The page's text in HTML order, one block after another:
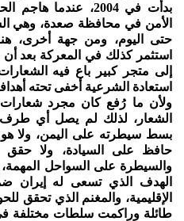
بدأت في 2004، عندما
الأمن في محافظة صعدة، وهي
حتى اليوم، ومن جهة أخرى،
استثمر كذلك في المعركة بعد
إلى متجر كبير باع فيه
استعادة الشرعية أخفى تحته
ولأن ما رُفع كان مجرد
الشعار، لذلك لم يصل أي طرف
بسط سيطرته على اليمن، ولا
حافظ على السيادة، ولا حقق
والسيطرة على السواحل
الهدف الذي تسعى له إيران
الإقليمية، والمغنم الذي تحقق
طائلة وراكمت سلطات مختلفة